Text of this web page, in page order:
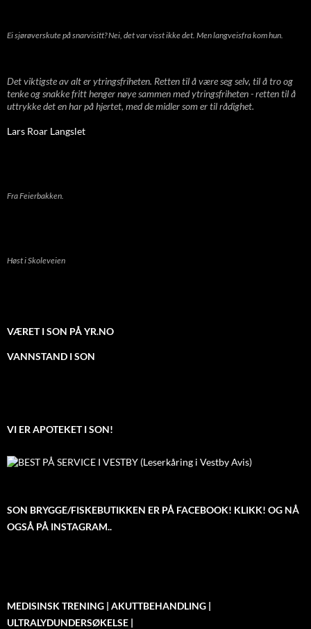
Ei sjørøverskute på snarvisitt? Nei, det var visst ikke det. Men langveisfra kom hun.
Det viktigste av alt er ytringsfriheten. Retten til å være seg selv, til å tro og
tenke og snakke fritt henger nøye sammen med ytringsfriheten - retten til å
uttrykke det en har på hjertet, med de midler som er til rådighet.
Lars Roar Langslet
Fra Feierbakken.
Høst i Skoleveien
VÆRET I SON PÅ YR.NO
VANNSTAND I SON
VI ER APOTEKET I SON!
SON BRYGGE/FISKEBUTIKKEN ER PÅ FACEBOOK! KLIKK! OG NÅ
OGSÅ PÅ INSTAGRAM..
MEDISINSK TRENING | AKUTTBEHANDLING |
ULTRALYDUNDERSØKELSE |